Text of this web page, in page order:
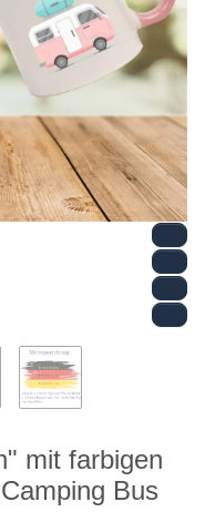
mit farbigen
Bus